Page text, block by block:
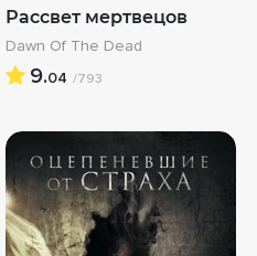
Рассвет мертвецов
Dawn Of The Dead
9.04 /793